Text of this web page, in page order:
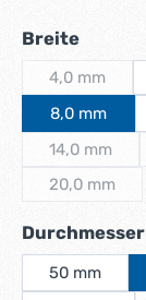
Breite
4,0 mm
(Diese
8,0 mm
14,0 mm
(Diese
20,0 mm
Durchmesser
50 mm